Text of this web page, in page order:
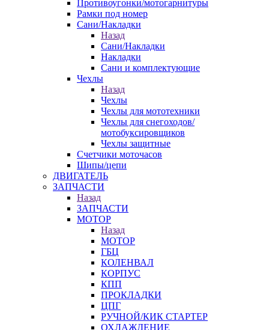
Противоугонки/мотогарнитуры
Рамки под номер
Сани/Накладки
Назад
Сани/Накладки
Накладки
Сани и комплектующие
Чехлы
Назад
Чехлы
Чехлы для мототехники
Чехлы для снегоходов/
мотобуксировщиков
Чехлы защитные
Счетчики моточасов
Шипы/цепи
ДВИГАТЕЛЬ
ЗАПЧАСТИ
Назад
ЗАПЧАСТИ
МОТОР
Назад
МОТОР
ГБЦ
КОЛЕНВАЛ
КОРПУС
КПП
ПРОКЛАДКИ
ЦПГ
РУЧНОЙ/КИК СТАРТЕР
ОХЛАЖДЕНИЕ